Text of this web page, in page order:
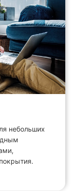
небольших